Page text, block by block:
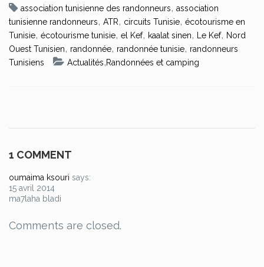
association tunisienne des randonneurs, association
tunisienne randonneurs, ATR, circuits Tunisie, écotourisme en
Tunisie, écotourisme tunisie, el Kef, kaalat sinen, Le Kef, Nord
Ouest Tunisien, randonnée, randonnée tunisie, randonneurs
Tunisiens
Actualités,Randonnées et camping
1 COMMENT
oumaima ksouri says:
15 avril 2014
ma7laha bladi
Comments are closed.